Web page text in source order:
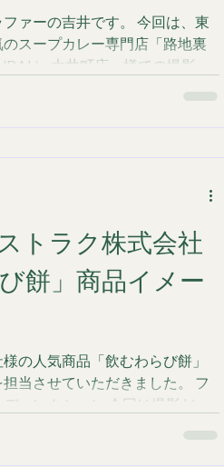
す
ァーの吉井です。 今回は、東
スープカレー専門店「路地裏
） 大井町店」様での撮影事
のメニュー撮影（1品ずつの物撮
る 「路地裏カリィ サムライ」
かし、そのお野菜がなぜこれ
多くの人を虜にするのか
仕込みと調理工程にありまし
の完成形を見せるだけでなく、
わるような絵作りを徹底しま
生命力を引き出すライティング
カ、大根、ニンジン……。並
しさ、力強い質感をそのまま
の角
トラク株式会社
餅」商品イメー
の人気商品「飲むわらび餅」
当させていただきました。 フ
ィレクション 今回は撮影だけ